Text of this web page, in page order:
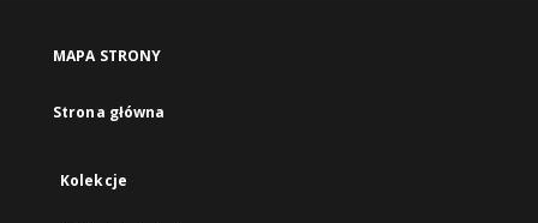
MAPA STRONY
Strona główna
Kolekcje